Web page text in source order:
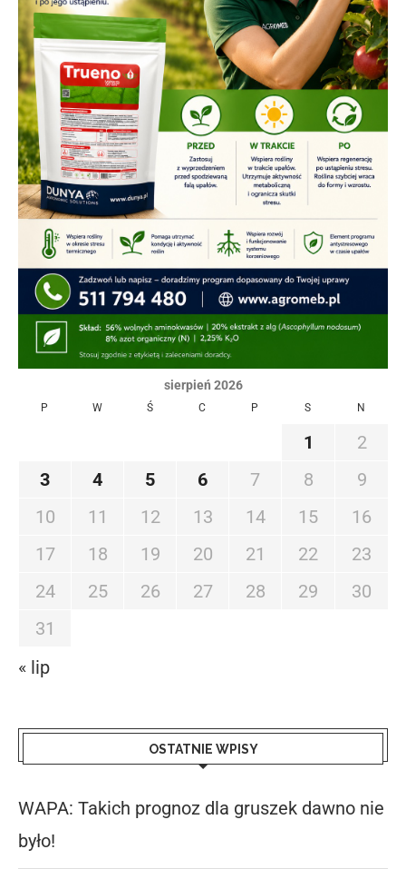
sierpień 2026
P W Ś C P S N
1
2
3
4 5 6 7 8
9
10
11 12 13 14 15
16
17
18 19 20 21 22
23
24
25 26 27 28 29
30
31
« lip
OSTATNIE WPISY
WAPA: Takich prognoz dla gruszek dawno nie
było!